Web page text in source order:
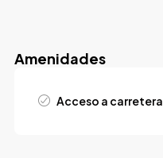
Amenidades
Acceso a carretera